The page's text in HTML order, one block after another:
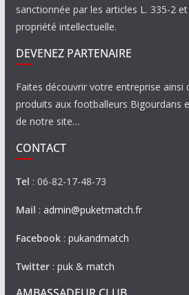
sanctionnée par les articles L. 335-2
propriété intellectuelle.
DEVENEZ PARTENAIRE
Faites découvrir votre entreprise ainsi
produits aux footballeurs Bigourdans
de notre site…
CONTACT
Tel : 06-82-17-48-73
Mail : admin@puketmatch.fr
Facebook: pukandmatch
Twitter: puk & match